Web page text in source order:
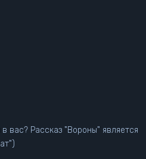
вас? Рассказ "Вороны" является